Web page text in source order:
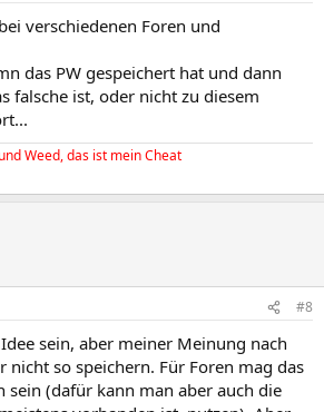
verschiedenen Foren und
das PW gespeichert hat und dann
falsche ist, oder nicht zu diesem
Weed, das ist mein Cheat
#8
sein, aber meiner Meinung nach
nicht so speichern. Für Foren mag das
sein (dafür kann man aber auch die